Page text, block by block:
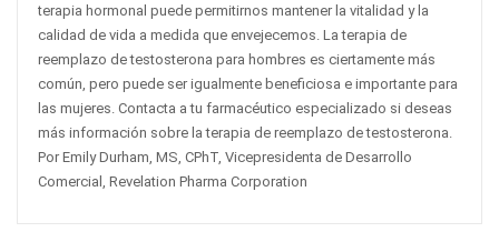
terapia hormonal puede permitirnos mantener la vitalidad y la
calidad de vida a medida que envejecemos. La terapia de
reemplazo de testosterona para hombres es ciertamente más
común, pero puede ser igualmente beneficiosa e importante para
las mujeres. Contacta a tu farmacéutico especializado si deseas
más información sobre la terapia de reemplazo de testosterona.
Por Emily Durham, MS, CPhT, Vicepresidenta de Desarrollo
Comercial, Revelation Pharma Corporation